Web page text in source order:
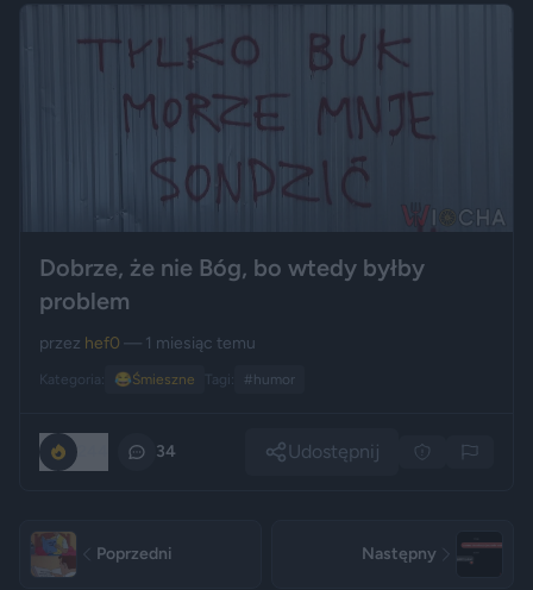
Dobrze, że nie Bóg, bo wtedy byłby
problem
przez hef0 — 1 miesiąc temu
Kategoria: 😂Śmieszne Tagi: #humor
34 Udostępnij
Poprzedni Następny